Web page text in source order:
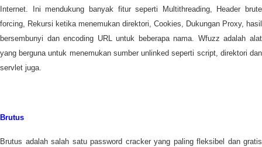
Internet. Ini mendukung banyak fitur seperti Multithreading, Header brute
forcing, Rekursi ketika menemukan direktori, Cookies, Dukungan Proxy, hasil
bersembunyi dan encoding URL untuk beberapa nama. Wfuzz adalah alat
yang berguna untuk menemukan sumber unlinked seperti script, direktori dan
servlet juga.
Brutus
Brutus adalah salah satu password cracker yang paling fleksibel dan gratis